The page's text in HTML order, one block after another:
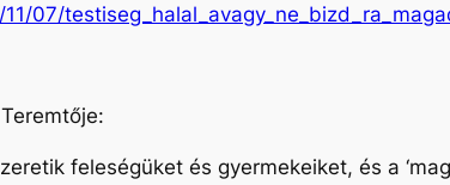
07/
feleségüket és gyermekeiket, és a